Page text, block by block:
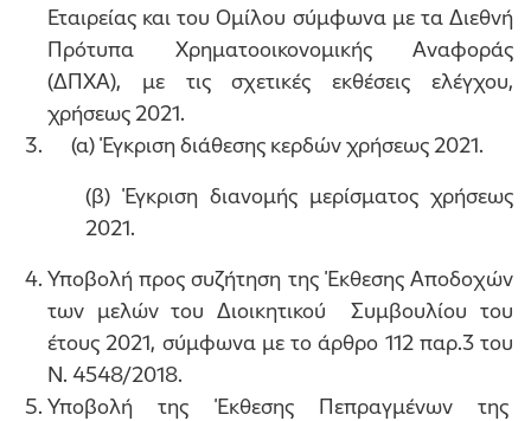
Εταιρείας και του Ομίλου σύμφωνα με τα Διεθνή
Πρότυπα Χρηματοοικονομικής Αναφοράς
(ΔΠΧΑ), με τις σχετικές εκθέσεις ελέγχου,
χρήσεως 2021.
(α) Έγκριση διάθεσης κερδών χρήσεως 2021.
(β) Έγκριση διανομής μερίσματος χρήσεως
2021.
Υποβολή προς συζήτηση της Έκθεσης Αποδοχών
των μελών του Διοικητικού Συμβουλίου του
έτους 2021, σύμφωνα με το άρθρο 112 παρ.3 του
Ν. 4548/2018.
Υποβολή της Έκθεσης Πεπραγμένων της